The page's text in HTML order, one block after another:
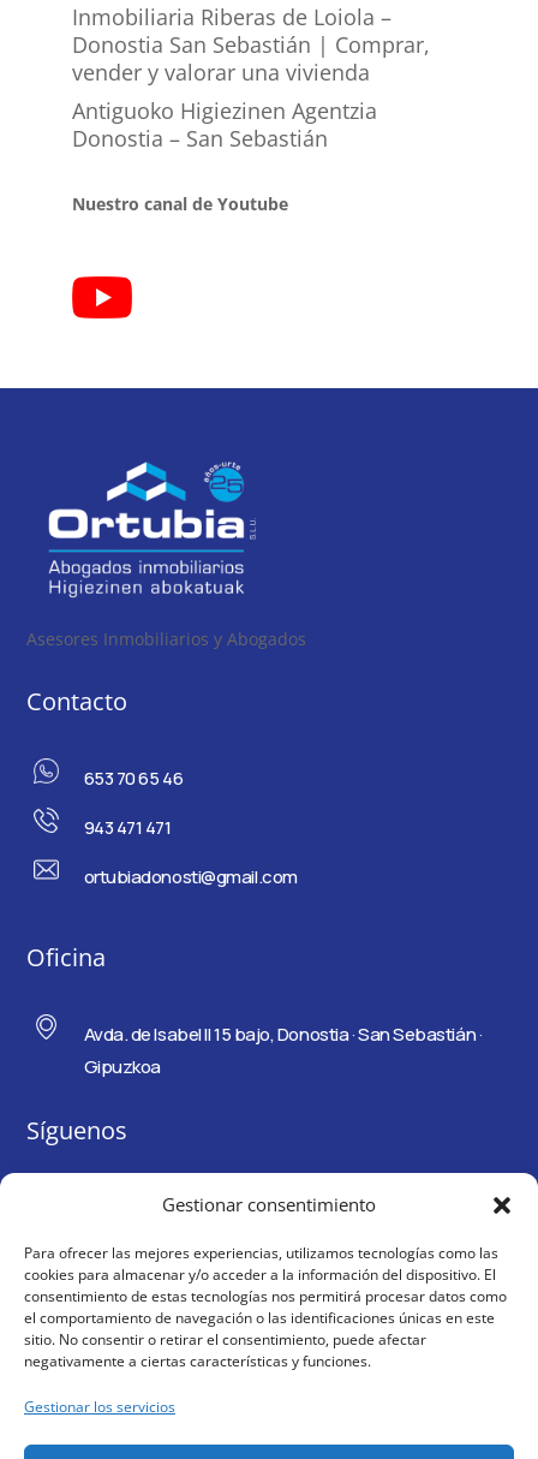
Gestionar consentimiento
Para ofrecer las mejores experiencias, utilizamos tecnologías como las
cookies para almacenar y/o acceder a la información del dispositivo. El
consentimiento de estas tecnologías nos permitirá procesar datos como
el comportamiento de navegación o las identificaciones únicas en este
sitio. No consentir o retirar el consentimiento, puede afectar
negativamente a ciertas características y funciones.
Gestionar los servicios
Inmobiliaria Riberas de Loiola –
Donostia San Sebastián | Comprar,
vender y valorar una vivienda
Antiguoko Higiezinen Agentzia
Donostia – San Sebastián
Nuestro canal de Youtube
Asesores Inmobiliarios y Abogados
Contacto
653 70 65 46
943 471 471
ortubiadonosti@gmail.com
Oficina
Avda. de Isabel II 15 bajo, Donostia · San Sebastián ·
Gipuzkoa
Síguenos